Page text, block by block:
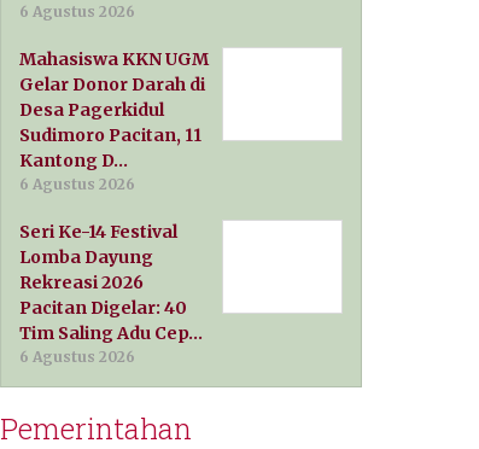
6 Agustus 2026
Mahasiswa KKN UGM
Gelar Donor Darah di
Desa Pagerkidul
Sudimoro Pacitan, 11
Kantong D…
6 Agustus 2026
Seri Ke-14 Festival
Lomba Dayung
Rekreasi 2026
Pacitan Digelar: 40
Tim Saling Adu Cep…
6 Agustus 2026
Pemerintahan